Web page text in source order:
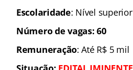
Escolaridade: Nível superior
Número de vagas: 60
Remuneração: Até R$ 5 mil